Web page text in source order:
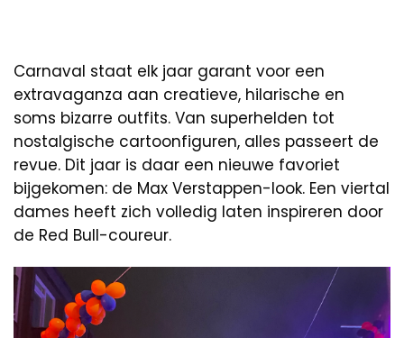
Carnaval staat elk jaar garant voor een
extravaganza aan creatieve, hilarische en
soms bizarre outfits. Van superhelden tot
nostalgische cartoonfiguren, alles passeert de
revue. Dit jaar is daar een nieuwe favoriet
bijgekomen: de Max Verstappen-look. Een viertal
dames heeft zich volledig laten inspireren door
de Red Bull-coureur.